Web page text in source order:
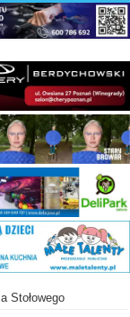
Stołowego